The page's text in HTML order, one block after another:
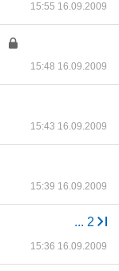
15:55 16.09.2009
15:48 16.09.2009
15:43 16.09.2009
15:39 16.09.2009
... 2
15:36 16.09.2009